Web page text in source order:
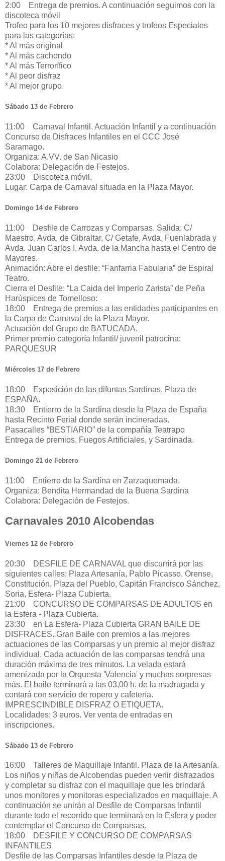
2:00 Entrega de premios. A continuación seguimos con la
discoteca móvil
Trofeo para los 10 mejores disfraces y trofeos Especiales
para las categorías:
* Al más original
* Al más cachondo
* Al más Terrorífico
* Al peor disfraz
* Al mejor grupo.
Sábado 13 de Febrero
11:00 Carnaval Infantil. Actuación Infantil y a continuación
Concurso de Disfraces Infantiles en el CCC José
Saramago.
Organiza: A.VV. de San Nicasio
Colabora: Delegación de Festejos.
23:00 Discoteca móvil.
Lugar: Carpa de Carnaval situada en la Plaza Mayor.
Domingo 14 de Febrero
11:00 Desfile de Carrozas y Comparsas. Salida: C/
Maestro, Avda. de Gibraltar, C/ Getafe, Avda. Fuenlabrada y
Avda. Juan Carlos I, Avda. de la Mancha hasta el Centro de
Mayores.
Animación: Abre el desfile: “Fanfarria Fabularia” de Espiral
Teatro.
Cierra el Desfile: “La Caida del Imperio Zarista” de Peña
Harúspices de Tomelloso:
18:00 Entrega de premios a las entidades participantes en
la Carpa de Carnaval de la Plaza Mayor.
Actuación del Grupo de BATUCADA.
Primer premio categoría Infantil/ juvenil patrocina:
PARQUESUR
Miércoles 17 de Febrero
18:00 Exposición de las difuntas Sardinas. Plaza de
ESPAÑA.
18:30 Entierro de la Sardina desde la Plaza de España
hasta Recinto Ferial donde serán incineradas.
Pasacalles “BESTIARIO” de la compañía Teatrapo
Entrega de premios, Fuegos Artificiales, y Sardinada.
Domingo 21 de Febrero
11:00 Entierro de la Sardina en Zarzaquemada.
Organiza: Bendita Hermandad de la Buena Sardina
Colabora: Delegación de Festejos.
Carnavales 2010 Alcobendas
Viernes 12 de Febrero
20:30 DESFILE DE CARNAVAL que discurrirá por las
siguientes calles: Plaza Artesanía, Pablo Picasso, Orense,
Constitución, Plaza del Pueblo, Capitán Francisco Sánchez,
Soria, Esfera- Plaza Cubierta.
21:00 CONCURSO DE COMPARSAS DE ADULTOS en
la Esfera - Plaza Cubierta.
23:30 en La Esfera- Plaza Cubierta GRAN BAILE DE
DISFRACES. Gran Baile con premios a las mejores
actuaciones de las Comparsas y un premio al mejor disfraz
individual. Cada actuación de las comparsas tendrá una
duración máxima de tres minutos. La velada estará
amenizada por la Orquesta 'Valencia' y muchas sorpresas
más. El baile terminará a las 03,00 h. de la madrugada y
contará con servicio de ropero y cafetería.
IMPRESCINDIBLE DISFRAZ O ETIQUETA.
Localidades: 3 euros. Ver venta de entradas en
inscripciones.
Sábado 13 de Febrero
16:00 Talleres de Maquillaje Infantil. Plaza de la Artesanía.
Los niños y niñas de Alcobendas pueden venir disfrazados
y completar su disfraz con el maquillaje que les brindará
unos monitores y monitoras especializados en maquillaje. A
continuación se unirán al Desfile de Comparsas Infantil
durante todo el recorrido que terminará en la Esfera y poder
contemplar el Concurso de Comparsas.
18:00 DESFILE Y CONCURSO DE COMPARSAS
INFANTILES
Desfile de las Comparsas Infantiles desde la Plaza de